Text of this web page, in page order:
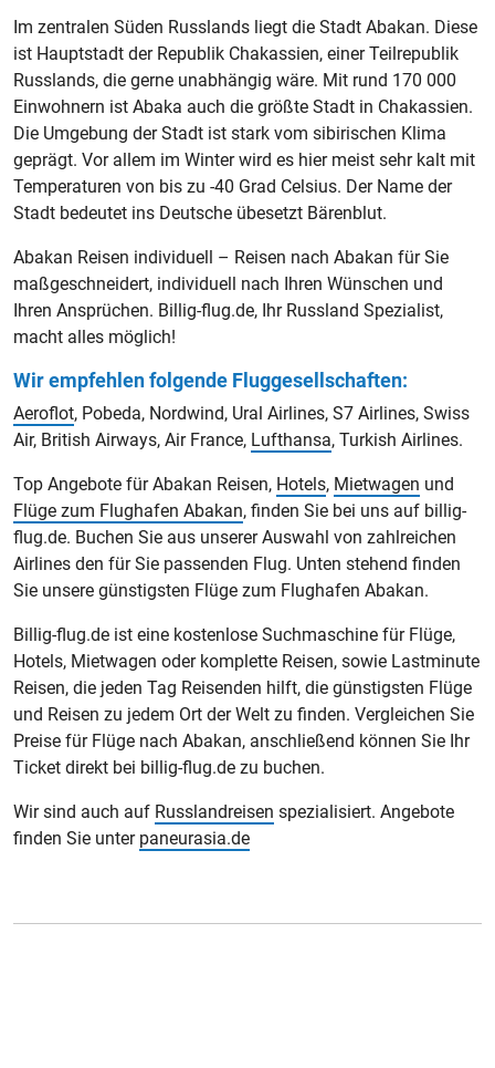
Grosny
Irkutsk
Jakutsk
Jekaterinburg
Kaliningrad
Kasan
Krasnodar
Krasnojarsk
Mineralnyje Wody
Moskau
Murmansk
Nischni Nowgorod
Nowosibirsk
Omsk
Perm
Rostow
Samara
Sankt Petersburg
Sotschi
Im zentralen Süden Russlands liegt die Stadt Abakan. Diese
ist Hauptstadt der Republik Chakassien, einer Teilrepublik
Russlands, die gerne unabhängig wäre. Mit rund 170 000
Einwohnern ist Abaka auch die größte Stadt in Chakassien.
Die Umgebung der Stadt ist stark vom sibirischen Klima
geprägt. Vor allem im Winter wird es hier meist sehr kalt mit
Temperaturen von bis zu -40 Grad Celsius. Der Name der
Stadt bedeutet ins Deutsche übesetzt Bärenblut.
Abakan Reisen individuell – Reisen nach Abakan für Sie
maßgeschneidert, individuell nach Ihren Wünschen und
Ihren Ansprüchen. Billig-flug.de, Ihr Russland Spezialist,
macht alles möglich!
Wir empfehlen folgende Fluggesellschaften:
Aeroflot, Pobeda, Nordwind, Ural Airlines, S7 Airlines, Swiss
Air, British Airways, Air France, Lufthansa, Turkish Airlines.
Top Angebote für Abakan Reisen, Hotels, Mietwagen und
Flüge zum Flughafen Abakan, finden Sie bei uns auf billig-
flug.de. Buchen Sie aus unserer Auswahl von zahlreichen
Airlines den für Sie passenden Flug. Unten stehend finden
Sie unsere günstigsten Flüge zum Flughafen Abakan.
Billig-flug.de ist eine kostenlose Suchmaschine für Flüge,
Hotels, Mietwagen oder komplette Reisen, sowie Lastminute
Reisen, die jeden Tag Reisenden hilft, die günstigsten Flüge
und Reisen zu jedem Ort der Welt zu finden. Vergleichen Sie
Preise für Flüge nach Abakan, anschließend können Sie Ihr
Ticket direkt bei billig-flug.de zu buchen.
Wir sind auch auf Russlandreisen spezialisiert. Angebote
finden Sie unter paneurasia.de